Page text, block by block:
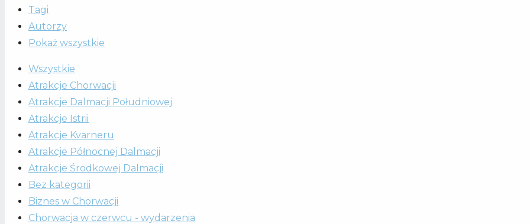
Tagi
Autorzy
Pokaż wszystkie
Wszystkie
Atrakcje Chorwacji
Atrakcje Dalmacji Południowej
Atrakcje Istrii
Atrakcje Kvarneru
Atrakcje Północnej Dalmacji
Atrakcje Środkowej Dalmacji
Bez kategorii
Biznes w Chorwacji
Chorwacja w czerwcu - wydarzenia